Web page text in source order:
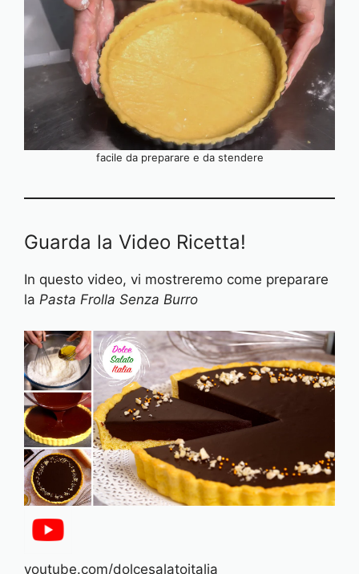
facile da preparare e da stendere
Guarda la Video Ricetta!
In questo video, vi mostreremo come preparare
la Pasta Frolla Senza Burro
youtube.com/dolcesalatoitalia